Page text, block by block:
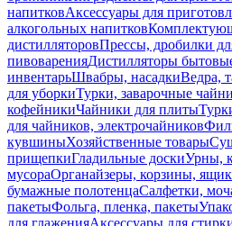
напитковАксессуары для
алкогольных напитков
дистилляторовПрессы, дробилки
пивоваренияДистилляторы
инвентарьШвабры, насадкиВедра,
для уборкиТурки, заварочные
кофейникиЧайники для плиты
для чайников, электрочайников
кувшиныХозяйственные товары
прищепкиГладильные доскиУрны,
мусораОрганайзеры, корзины,
бумажные полотенцаСалфетки,
пакетыФольга, пленка, пакеты
для глаженияАксессуары для